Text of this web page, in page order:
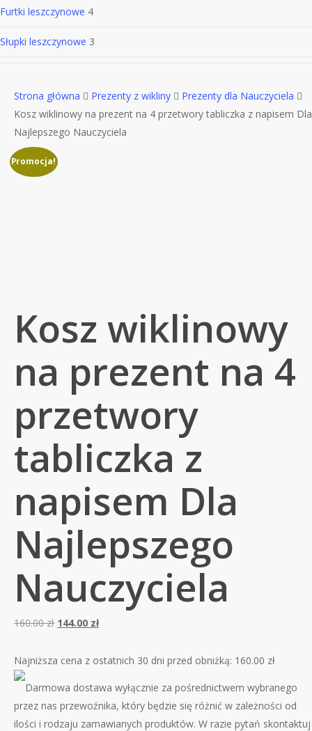
Furtki leszczynowe 4
Słupki leszczynowe 3
Strona główna Prezenty z wikliny
Prezenty dla Nauczyciela
Kosz wiklinowy na prezent na 4 przetwory tabliczka z napisem Dla
Najlepszego Nauczyciela
Promocja!
Kosz wiklinowy
na prezent na 4
przetwory
tabliczka z
napisem Dla
Najlepszego
Nauczyciela
160.00zł Pierwotna
wynosiła:
144.00 złAktualna
wynosi:
Najniższa cena z ostatnich 30 dni przed obniżką: 160.00 zł
Darmowa dostawa wyłącznie za pośrednictwem wybranego
przez nas przewoźnika, który będzie się różnić w zależności od
ilości i rodzaju zamawianych produktów. W razie pytań skontaktuj